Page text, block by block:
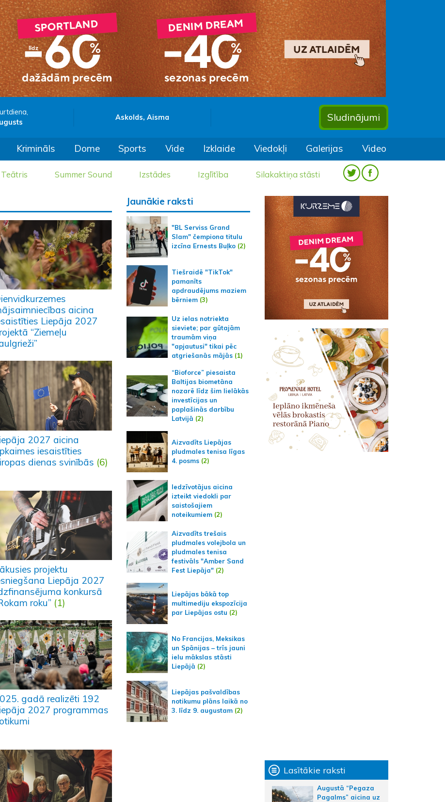
Askolds, Aisma Sludinājumi
Krimināls Dome Sports Vide Izklaide Viedokļi Galerijas Video
Teātris Summer Sound Izstādes Izglītība Silakaktiņa stāsti
aicina
Liepāja 2027
“Ziemeļu
2027 aicina
iesaistīties
dienas svinībās (6)
projektu
Liepāja 2027
konkursā
roku” (1)
gadā realizēti 192
2027 programmas
Jaunākie raksti
"BL Serviss Grand
Slam" čempiona titulu
izcīna Ernests Buļko (2)
Tiešraidē "TikTok"
pamanīts
apdraudējums maziem
bērniem (3)
Uz ielas notriekta
sieviete; par gūtajām
traumām viņa
"apjautusi" tikai pēc
atgriešanās mājās (1)
“Bioforce” piesaista
Baltijas biometāna
nozarē līdz šim lielākās
investīcijas un
paplašinās darbību
Latvijā (2)
Aizvadīts Liepājas
pludmales tenisa līgas
4. posms (2)
Iedzīvotājus aicina
izteikt viedokli par
saistošajiem
noteikumiem (2)
Aizvadīts trešais
pludmales volejbola un
pludmales tenisa
festivāls "Amber Sand
Fest Liepāja" (2)
Liepājas bākā top
multimediju ekspozīcija
par Liepājas ostu (2)
No Francijas, Meksikas
un Spānijas – trīs jauni
ielu mākslas stāsti
Liepājā (2)
Liepājas pašvaldības
notikumu plāns laikā no
3. līdz 9. augustam (2)
Lasītākie raksti
Augustā “Pegaza
Pagalms” aicina uz